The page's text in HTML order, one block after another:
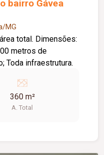
bairro Gávea
MG
Dimensões:
metros de
plano; Toda infraestrutura.
360 m²
A. Total